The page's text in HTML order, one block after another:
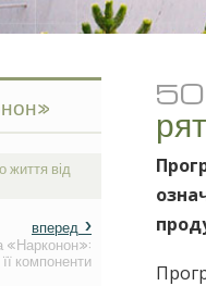
50
життя від
вперед
«Нарконон»:
її компоненти